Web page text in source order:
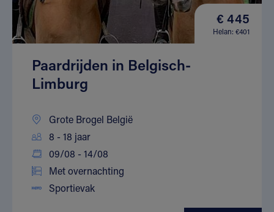
€ 445
Helan: €401
Paardrijden in Belgisch-
Limburg
Grote Brogel België
8 - 18 jaar
09/08 - 14/08
Met overnachting
Sportievak